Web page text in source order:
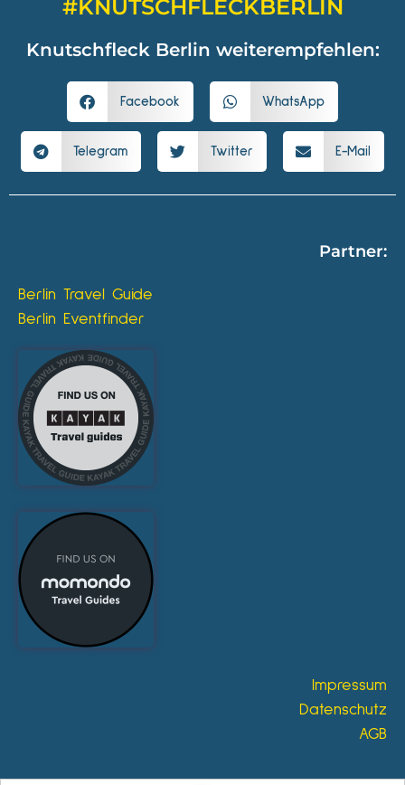
#KNUTSCHFLECKBERLIN
Knutschfleck Berlin weiterempfehlen:
Facebook WhatsApp
Telegram Twitter E-Mail
Partner:
Berlin Travel Guide
Berlin Eventfinder
Impressum
Datenschutz
AGB